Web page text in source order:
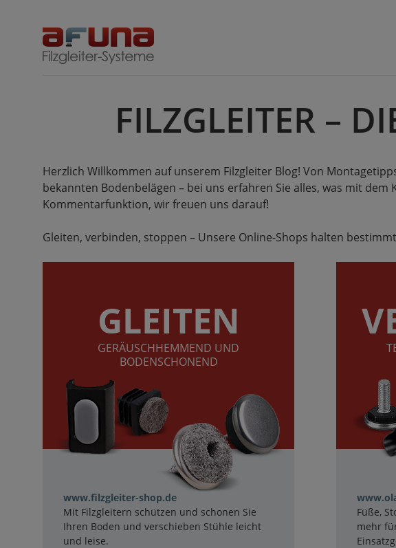
FILZGLEITER –
Herzlich Willkommen auf unserem Filzgleiter Blog! Von
bekannten Bodenbelägen – bei uns erfahren Sie alles, was mit
Kommentarfunktion, wir freuen uns darauf!
Gleiten, verbinden, stoppen – Unsere Online-Shops halten
GLEITEN
GERÄUSCHHEMMEND UND
BODENSCHONEND
www.filzgleiter-shop.de
Mit Filzgleitern schützen und schonen Sie
Ihren Boden und verschieben Stühle leicht
und leise.
Füße,
mehr